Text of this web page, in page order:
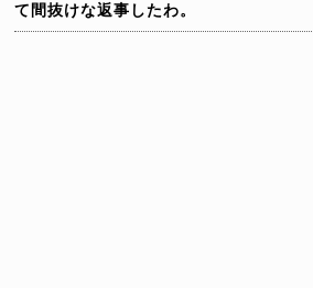
て間抜けな返事したわ。